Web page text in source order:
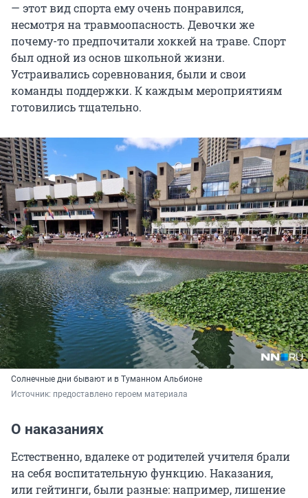
— этот вид спорта ему очень понравился,
несмотря на травмоопасность. Девочки же
почему-то предпочитали хоккей на траве. Спорт
был одной из основ школьной жизни.
Устраивались соревнования, были и свои
команды поддержки. К каждым мероприятиям
готовились тщательно.
Солнечные дни бывают и в Туманном Альбионе
Источник: предоставлено героем материала
О наказаниях
Естественно, вдалеке от родителей учителя брали
на себя воспитательную функцию. Наказания,
или гейтинги, были разные: например, лишение